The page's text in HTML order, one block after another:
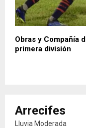
Obras y Compañía
primera división
Arrecifes
Lluvia Moderada